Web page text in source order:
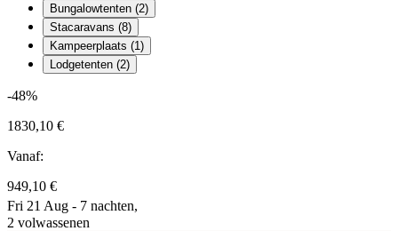
Bungalowtenten (2)
Stacaravans (8)
Kampeerplaats (1)
Lodgetenten (2)
-48%
1830,10 €
Vanaf:
949,10 €
Fri 21 Aug - 7 nachten,
2 volwassenen